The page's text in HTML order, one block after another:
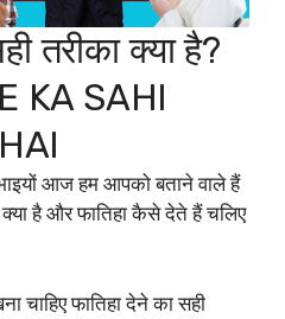
तरीका क्या है?
KA SAHI
आज हम आपको बताने वाले हैं
क्या है और फातिहा कैसे देते हैं चलिए
चाहिए फातिहा देने का सही